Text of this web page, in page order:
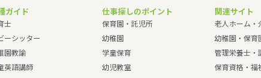
ガイド
士
ーシッター
園教諭
英語講師
仕事探しのポイント
保育園・託児所
幼稚園
学童保育
幼児教室
関連サイト
老人ホーム・
幼稚園・保育
管理栄養士・
保育資格・福